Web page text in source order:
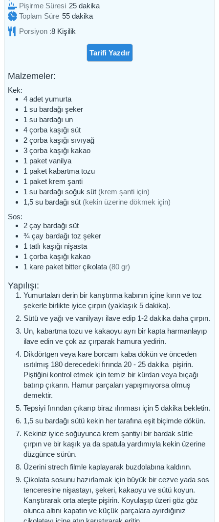
Pişirme Süresi 25dakika
dakika
Toplam Süre 55dakika
dakika
Porsiyon :8 Kişilik
Tarifi Yazdır
Malzemeler:
Kek:
4 adet yumurta
1 su bardağı şeker
1 su bardağı un
4 çorba kaşığı süt
2 çorba kaşığı sıvıyağ
3 çorba kaşığı kakao
1 paket vanilya
1 paket kabartma tozu
1 paket krem şanti
1 su bardağı soğuk süt (krem şanti için)
1,5 su bardağı süt (kekin üzerine dökmek için)
Sos:
2 çay bardağı süt
¾ çay bardağı toz şeker
1 tatlı kaşığı nişasta
1 çorba kaşığı kakao
1 kare paket bitter çikolata (80 gr)
Yapılışı:
Yumurtaları derin bir karıştırma kabının içine kırın ve toz
şekerle birlikte iyice çırpın (yaklaşık 5 dakika).
Sütü ve yağı ve vanilyayı ilave edip 1-2 dakika daha çırpın.
Un, kabartma tozu ve kakaoyu ayrı bir kapta harmanlayıp
ilave edin ve çok az çırparak hamura yedirin.
Dikdörtgen veya kare borcam kaba dökün ve önceden
ısıtılmış 180 derecedeki fırında 20 - 25 dakika pişirin.
Piştiğini kontrol etmek için temiz bir kürdan veya bıçağı
batırıp çıkarın. Hamur parçaları yapışmıyorsa olmuş
demektir.
Tepsiyi fırından çıkarıp biraz ılınması için 5 dakika bekletin.
1,5 su bardağı sütü kekin her tarafına eşit biçimde dökün.
Kekiniz iyice soğuyunca krem şantiyi bir bardak sütle
çırpın ve bir kaşık ya da spatula yardımıyla kekin üzerine
düzgünce sürün.
Üzerini strech filmle kaplayarak buzdolabına kaldırın.
Çikolata sosunu hazırlamak için büyük bir cezve yada sos
tenceresine nişastayı, şekeri, kakaoyu ve sütü koyun.
Karıştırarak orta ateşte pişirin. Koyulaşıp üzeri göz göz
olunca altını kapatın ve küçük parçalara ayırdığınız